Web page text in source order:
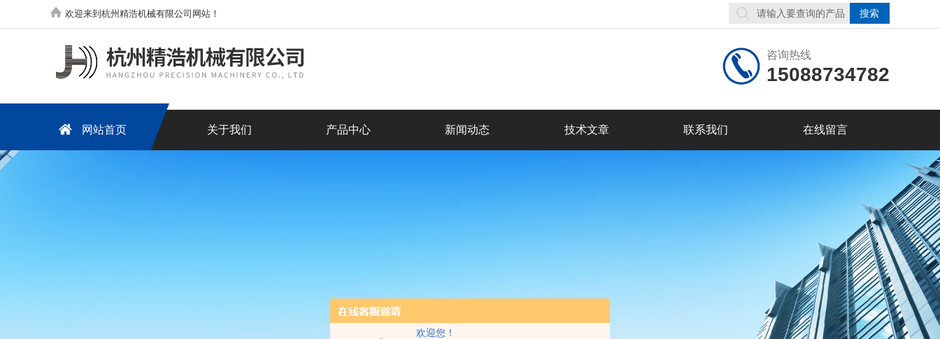
欢迎您！
欢迎来到杭州精浩机械有限公司网站！
咨询热线
15088734782
网站首页 关于我们 产品中心 新闻动态 技术文章 联系我们 在线留言